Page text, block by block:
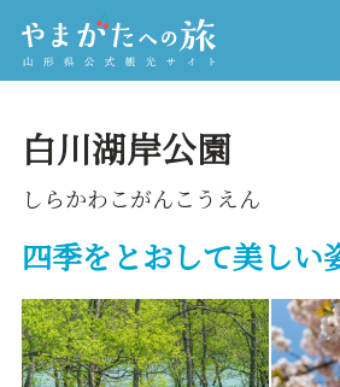
白川湖岸公園
しらかわこがんこうえん
四季をとおして美しい